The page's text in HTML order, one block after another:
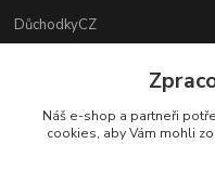
DůchodkyCZ
+420 412384749
objednavky@duchodky.cz
Náš e-shop a partneři
cookies, aby Vám mohli